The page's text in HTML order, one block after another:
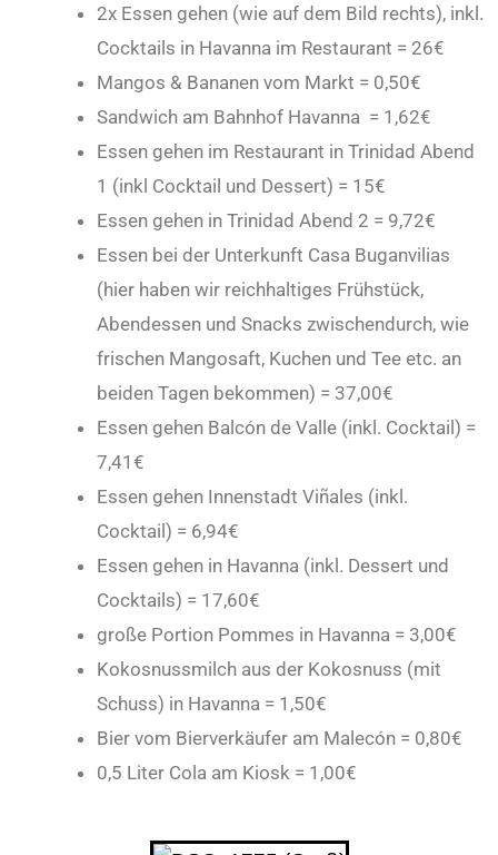
2x Essen gehen (wie auf dem Bild rechts), inkl.
Cocktails in Havanna im Restaurant = 26€
Mangos & Bananen vom Markt = 0,50€
Sandwich am Bahnhof Havanna = 1,62€
Essen gehen im Restaurant in Trinidad Abend
1 (inkl Cocktail und Dessert) = 15€
Essen gehen in Trinidad Abend 2 = 9,72€
Essen bei der Unterkunft Casa Buganvilias
(hier haben wir reichhaltiges Frühstück,
Abendessen und Snacks zwischendurch, wie
frischen Mangosaft, Kuchen und Tee etc. an
beiden Tagen bekommen) = 37,00€
Essen gehen Balcón de Valle (inkl. Cocktail) =
7,41€
Essen gehen Innenstadt Viñales (inkl.
Cocktail) = 6,94€
Essen gehen in Havanna (inkl. Dessert und
Cocktails) = 17,60€
große Portion Pommes in Havanna = 3,00€
Kokosnussmilch aus der Kokosnuss (mit
Schuss) in Havanna = 1,50€
Bier vom Bierverkäufer am Malecón = 0,80€
0,5 Liter Cola am Kiosk = 1,00€